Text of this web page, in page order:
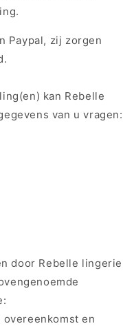
Paypal, zij zorgen
kan Rebelle
van u vragen:
door Rebelle lingerie
en